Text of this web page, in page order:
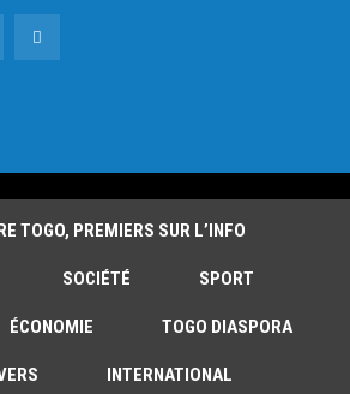
TOGO, PREMIERS SUR L’INFO
SOCIÉTÉ SPORT
ÉCONOMIE TOGO DIASPORA
INTERNATIONAL